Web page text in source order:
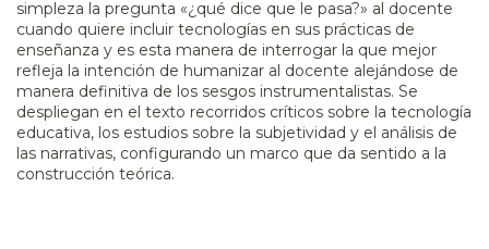
simpleza la pregunta «¿qué dice que le pasa?» al docente
cuando quiere incluir tecnologías en sus prácticas de
enseñanza y es esta manera de interrogar la que mejor
refleja la intención de humanizar al docente alejándose de
manera definitiva de los sesgos instrumentalistas. Se
despliegan en el texto recorridos críticos sobre la tecnología
educativa, los estudios sobre la subjetividad y el análisis de
las narrativas, configurando un marco que da sentido a la
construcción teórica.